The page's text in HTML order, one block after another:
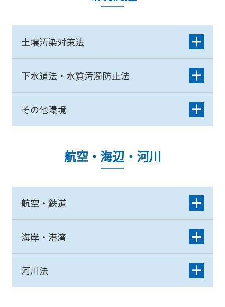
土壌汚染対策法
下水道法・水質汚濁防止法
その他環境
航空・海辺・河川
航空・鉄道
海岸・港湾
河川法